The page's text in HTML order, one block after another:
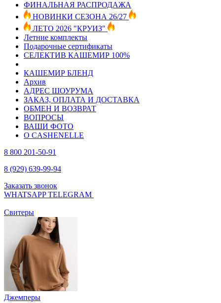
ФИНАЛЬНАЯ РАСПРОДАЖА
НОВИНКИ СЕЗОНА 26/27
ЛЕТО 2026 "КРУИЗ"
Летние комплекты
Подарочные сертификаты
СЕЛЕКТИВ КАШЕМИР 100%
КАШЕМИР БЛЕНД
Архив
АДРЕС ШОУРУМА
ЗАКАЗ, ОПЛАТА И ДОСТАВКА
ОБМЕН И ВОЗВРАТ
ВОПРОСЫ
ВАШИ ФОТО
О CASHENELLE
8 800 201-50-91
8 (929) 639-99-94
Заказать звонок
WHATSAPPTELEGRAM
Свитеры
Джемперы